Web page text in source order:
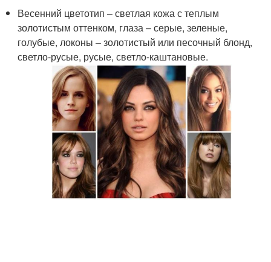
Весенний цветотип – светлая кожа с теплым
золотистым оттенком, глаза – серые, зеленые,
голубые, локоны – золотистый или песочный блонд,
светло-русые, русые, светло-каштановые.